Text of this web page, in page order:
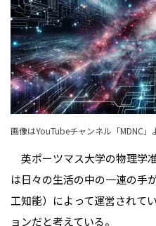
画像はYouTubeチャンネル「MDNC」
英ポーツマス大学の物理学
は日々の生活の中の一連の手
工知能）によって運営されて
ョンだと考えている。